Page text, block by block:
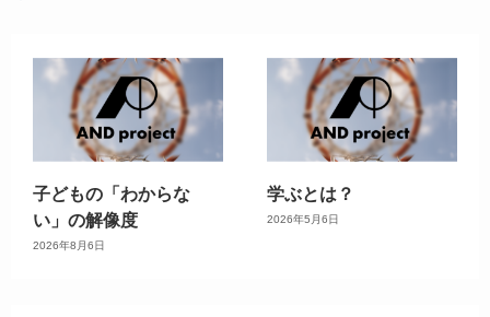
子どもの「わからな
い」の解像度
2026年8月6日
学ぶとは？
2026年5月6日